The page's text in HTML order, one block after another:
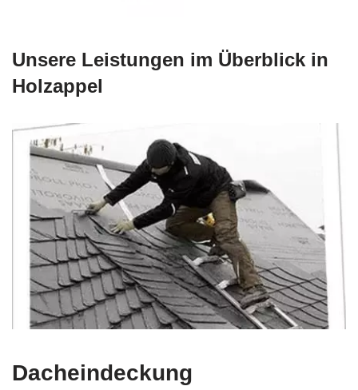
Unsere Leistungen im Überblick in
Holzappel
Dacheindeckung